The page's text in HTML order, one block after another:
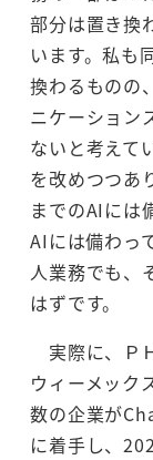
部分は置き換
います。私も
換わるものの
ニケーション
ないと考えて
を改めつつあ
までのAIには
AIには備わっ
人業務でも、
はずです。
実際に、Ｐ
ウィーメック
数の企業が
に着手し、